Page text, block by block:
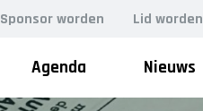
Sponsor worden Lid worden
Agenda Nieuws